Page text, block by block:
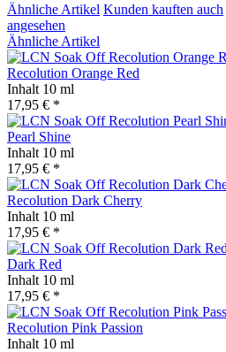
Ähnliche Artikel Kunden kauften auch
angesehen
Ähnliche Artikel
Recolution Orange Red
Inhalt 10 ml
17,95 € *
Pearl Shine
Inhalt 10 ml
17,95 € *
Recolution Dark Cherry
Inhalt 10 ml
17,95 € *
Dark Red
Inhalt 10 ml
17,95 € *
Recolution Pink Passion
Inhalt 10 ml